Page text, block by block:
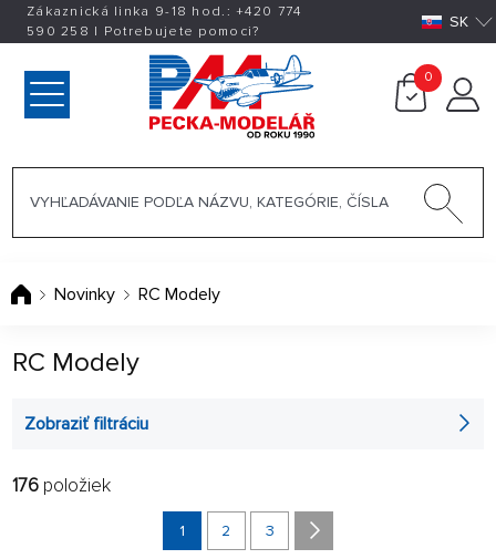
Zákaznická linka 9-18 hod.:+420 774
590 258 | Potrebujete pomoci? SK
0
Novinky RC Modely
RC Modely
Zobraziť filtráciu
VÝROBCOVIA
176 položiek
1 2 3